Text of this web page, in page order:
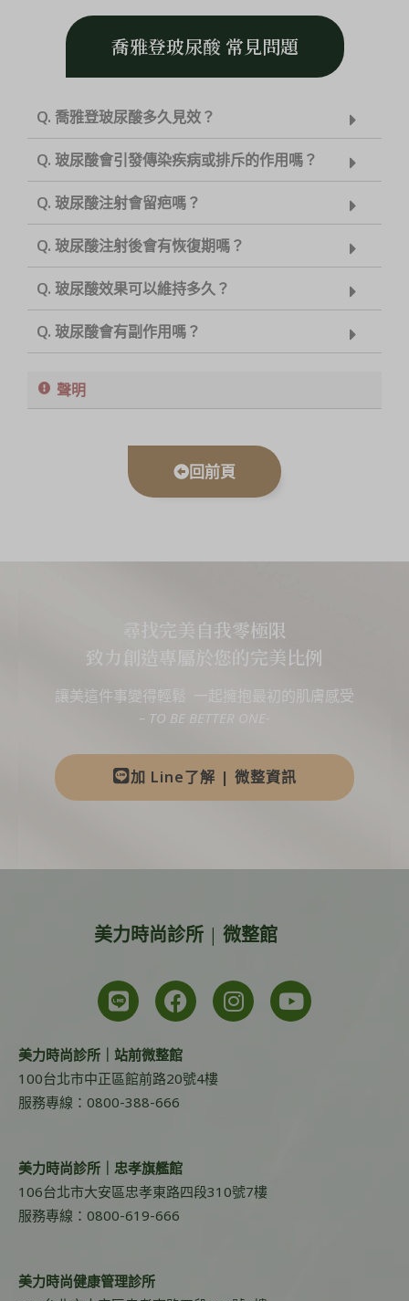
喬雅登玻尿酸 常見問題
Q. 喬雅登玻尿酸多久見效？
Q. 玻尿酸會引發傳染疾病或排斥的作用嗎？
Q. 玻尿酸注射會留疤嗎？
Q. 玻尿酸注射後會有恢復期嗎？
Q. 玻尿酸效果可以維持多久？
Q. 玻尿酸會有副作用嗎？
聲明
回前頁
尋找完美自我零極限
致力創造專屬於您的完美比例
讓美這件事變得輕鬆 一起擁抱最初的肌膚感受
– TO BE BETTER ONE-
加 Line了解 | 微整資訊
美力時尚診所 | 微整館
美力時尚診所｜站前微整館
100台北市中正區館前路20號4樓
服務專線：0800-388-666
美力時尚診所｜忠孝旗艦館
106台北市大安區忠孝東路四段310號7樓
服務專線：0800-619-666
美力時尚健康管理診所